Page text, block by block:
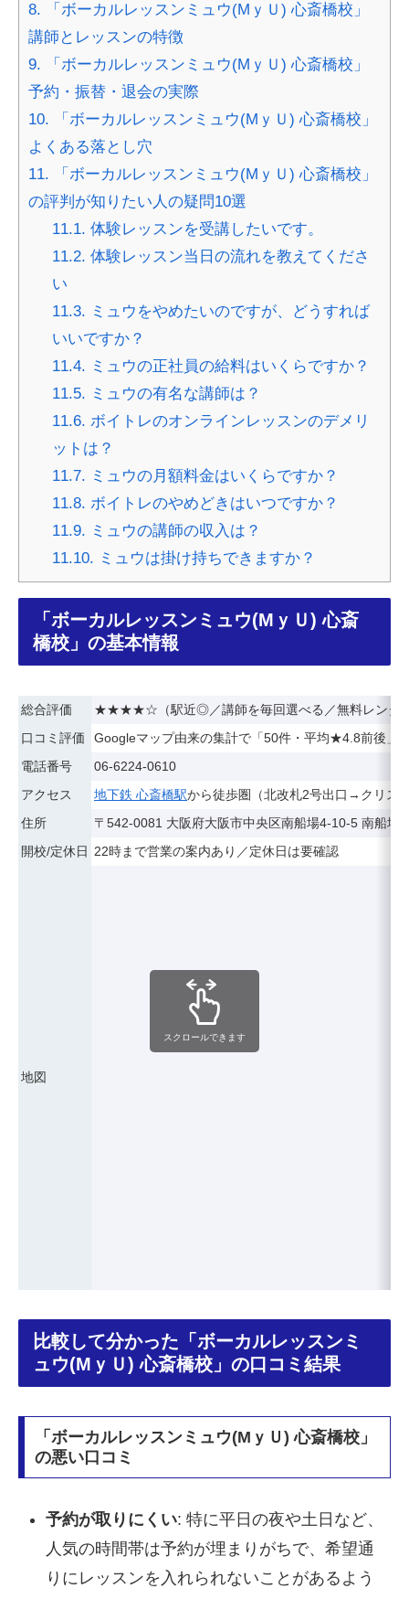
8. 「ボーカルレッスンミュウ(MｙＵ) 心斎橋校」
講師とレッスンの特徴
9. 「ボーカルレッスンミュウ(MｙＵ) 心斎橋校」
予約・振替・退会の実際
10. 「ボーカルレッスンミュウ(MｙＵ) 心斎橋校」
よくある落とし穴
11. 「ボーカルレッスンミュウ(MｙＵ) 心斎橋校」
の評判が知りたい人の疑問10選
11.1. 体験レッスンを受講したいです。
11.2. 体験レッスン当日の流れを教えてくださ
い
11.3. ミュウをやめたいのですが、どうすれば
いいですか？
11.4. ミュウの正社員の給料はいくらですか？
11.5. ミュウの有名な講師は？
11.6. ボイトレのオンラインレッスンのデメリ
ットは？
11.7. ミュウの月額料金はいくらですか？
11.8. ボイトレのやめどきはいつですか？
11.9. ミュウの講師の収入は？
11.10. ミュウは掛け持ちできますか？
「ボーカルレッスンミュウ(MｙＵ) 心斎
橋校」の基本情報
総合評価
★★★★☆（駅近◎／講師を毎回選べる／無料レンタ
口コミ評価
Googleマップ由来の集計で「50件・平均★4.8前後」
電話番号
06-6224-0610
アクセス
地下鉄 心斎橋駅から徒歩圏（北改札2号出口→クリス
住所
〒542-0081 大阪府大阪市中央区南船場4-10-5 南船場
開校/定休日 22時まで営業の案内あり／定休日は要確認
地図
スクロールできます
比較して分かった「ボーカルレッスンミ
ュウ(MｙＵ) 心斎橋校」の口コミ結果
「ボーカルレッスンミュウ(MｙＵ) 心斎橋校」
の悪い口コミ
予約が取りにくい: 特に平日の夜や土日など、
人気の時間帯は予約が埋まりがちで、希望通
りにレッスンを入れられないことがあるよう